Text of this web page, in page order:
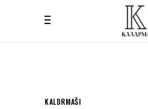
KALDRMAŠI